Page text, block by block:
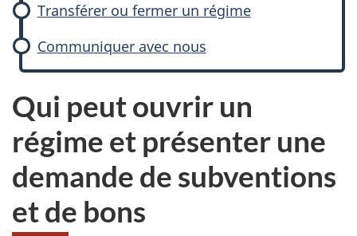
Transférer ou fermer un régime
Communiquer avec nous
Qui peut ouvrir un
régime et présenter une
demande de subventions
et de bons